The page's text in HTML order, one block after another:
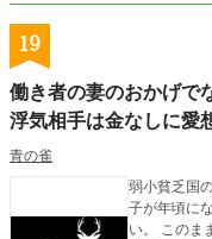
19
働き者の妻のおかげで
浮気相手は金なしに愛
青の雀
弱小貧乏国
子が年頃に
い。 このま